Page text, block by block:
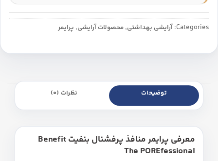
Categories: آرایشی بهداشتی, محصولات آرایشی, پرایمر
توضیحات نظرات (0)
معرفی پرایمر منافذ پرفشنال بنفیت Benefit
The POREfessional